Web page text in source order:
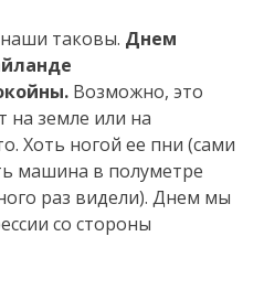
таковы. Днем
Возможно, это
на земле или на
Хоть ногой ее пни (сами
машина в полуметре
раз видели). Днем мы
со стороны